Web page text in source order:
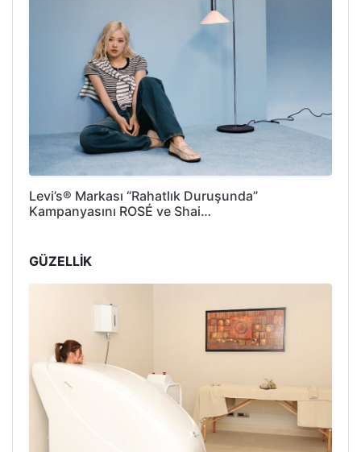
Levi’s® Markası “Rahatlık Duruşunda”
Kampanyasını ROSÉ ve Shai…
GÜZELLİK